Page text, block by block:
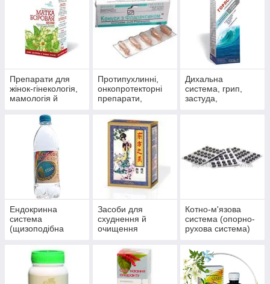
прийняття ванн.
Препарати для
жінок-гінекологія,
мамологія й
Протипухлинні,
онкопротекторні
препарати,
Дихальна
система, грип,
застуда,
Ендокринна
система
(щизоподібна
діабет)
Засоби для
схуднення й
очищення
Котно-м'язова
система (опорно-
рухова система)